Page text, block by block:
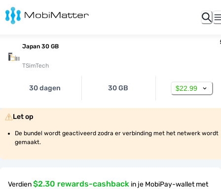
Japan 30 GB
TSimTech
30 dagen 30 GB $22.99
Let op
De bundel wordt geactiveerd zodra er verbinding met het netwerk wordt
gemaakt.
Verdien$2.30 rewards-cashback in je MobiPay-wallet met